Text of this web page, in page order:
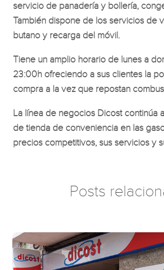
servicio de panadería y bollería,
También dispone de los servicios de
butano y recarga del móvil.
Tiene un amplio horario de lunes a
23:00h ofreciendo a sus clientes la
compra a la vez que repostan
La línea de negocios Dicost continúa
de tienda de conveniencia en las
precios competitivos, sus servicios y
Posts